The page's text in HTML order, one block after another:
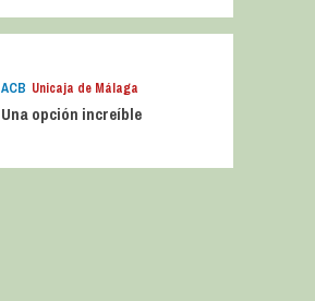
ACB Unicaja de Málaga
Una opción increíble